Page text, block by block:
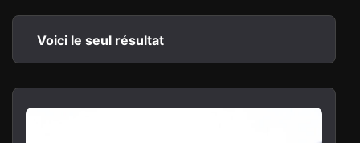
Voici le seul résultat